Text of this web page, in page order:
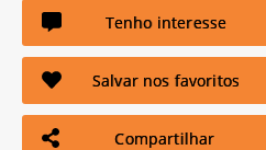
Tenho interesse
Salvar nos favoritos
Compartilhar